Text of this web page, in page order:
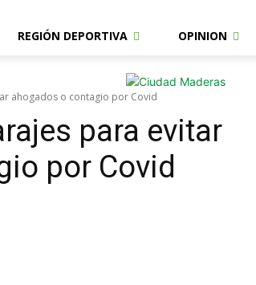
REGIÓN DEPORTIVA OPINION
ahogados o contagio por Covid
para evitar
por Covid